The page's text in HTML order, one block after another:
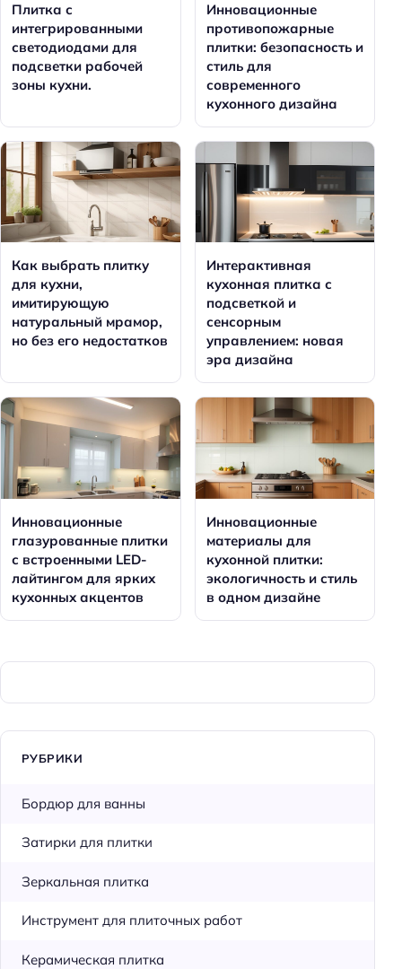
Плитка с
интегрированными
светодиодами для
подсветки рабочей
зоны кухни.
Инновационные
противопожарные
плитки: безопасность и
стиль для
современного
кухонного дизайна
Как выбрать плитку
для кухни,
имитирующую
натуральный мрамор,
но без его недостатков
Интерактивная
кухонная плитка с
подсветкой и
сенсорным
управлением: новая
эра дизайна
Инновационные
глазурованные плитки
с встроенными LED-
лайтингом для ярких
кухонных акцентов
Инновационные
материалы для
кухонной плитки:
экологичность и стиль
в одном дизайне
РУБРИКИ
Бордюр для ванны
Затирки для плитки
Зеркальная плитка
Инструмент для плиточных работ
Керамическая плитка